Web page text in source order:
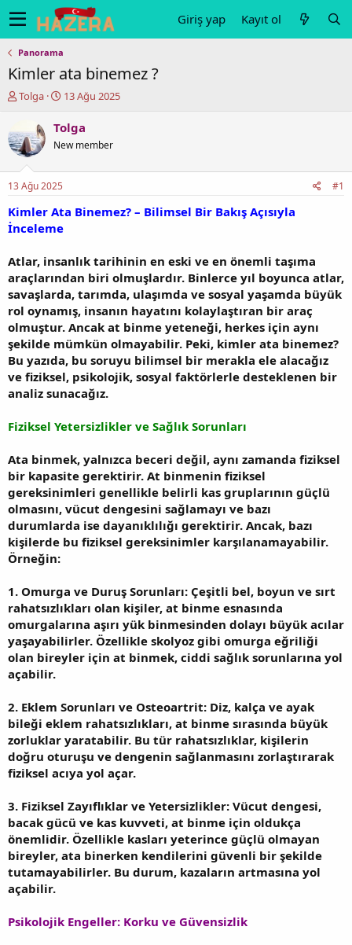
Giriş yap Kayıt ol
Panorama
Kimler ata binemez ?
K
u
y
b
a
ş
a
a
n
Tolga
B
ş
a
ç
i
h
i
13 Ağu 2025
Tolga
New member
13 Ağu 2025 #1
Kimler Ata Binemez? – Bilimsel Bir Bakış Açısıyla
İnceleme
Atlar, insanlık tarihinin en eski ve en önemli taşıma
araçlarından biri olmuşlardır. Binlerce yıl boyunca atlar,
savaşlarda, tarımda, ulaşımda ve sosyal yaşamda büyük
rol oynamış, insanın hayatını kolaylaştıran bir araç
olmuştur. Ancak at binme yeteneği, herkes için aynı
şekilde mümkün olmayabilir. Peki, kimler ata binemez?
Bu yazıda, bu soruyu bilimsel bir merakla ele alacağız
ve fiziksel, psikolojik, sosyal faktörlerle desteklenen bir
analiz sunacağız.
Fiziksel Yetersizlikler ve Sağlık Sorunları
Ata binmek, yalnızca beceri değil, aynı zamanda fiziksel
bir kapasite gerektirir. At binmenin fiziksel
gereksinimleri genellikle belirli kas gruplarının güçlü
olmasını, vücut dengesini sağlamayı ve bazı
durumlarda ise dayanıklılığı gerektirir. Ancak, bazı
kişilerde bu fiziksel gereksinimler karşılanamayabilir.
Örneğin:
1. Omurga ve Duruş Sorunları: Çeşitli bel, boyun ve sırt
rahatsızlıkları olan kişiler, at binme esnasında
omurgalarına aşırı yük binmesinden dolayı büyük acılar
yaşayabilirler. Özellikle skolyoz gibi omurga eğriliği
olan bireyler için at binmek, ciddi sağlık sorunlarına yol
açabilir.
2. Eklem Sorunları ve Osteoartrit: Diz, kalça ve ayak
bileği eklem rahatsızlıkları, at binme sırasında büyük
zorluklar yaratabilir. Bu tür rahatsızlıklar, kişilerin
doğru oturuşu ve dengenin sağlanmasını zorlaştırarak
fiziksel acıya yol açar.
3. Fiziksel Zayıflıklar ve Yetersizlikler: Vücut dengesi,
bacak gücü ve kas kuvveti, at binme için oldukça
önemlidir. Özellikle kasları yeterince güçlü olmayan
bireyler, ata binerken kendilerini güvenli bir şekilde
tutamayabilirler. Bu durum, kazaların artmasına yol
açabilir.
Psikolojik Engeller: Korku ve Güvensizlik